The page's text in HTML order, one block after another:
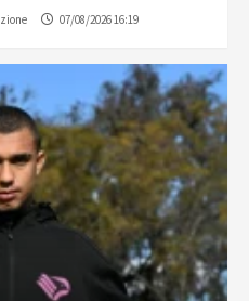
07/08/2026 16:19